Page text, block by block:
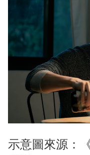
示意圖來源：